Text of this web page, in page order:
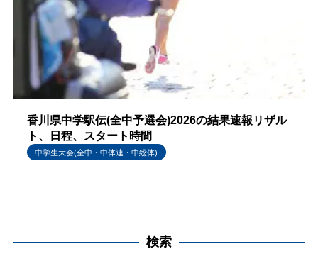
香川県中学駅伝(全中予選会)2026の結果速報リザル
ト、日程、スタート時間
中学生大会(全中・中体連・中総体)
検索